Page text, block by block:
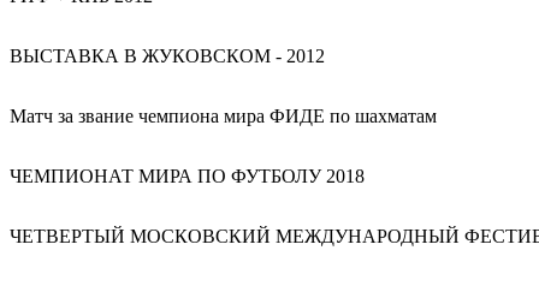
ВЫСТАВКА В ЖУКОВСКОМ - 2012
Матч за звание чемпиона мира ФИДЕ по шахматам
ЧЕМПИОНАТ МИРА ПО ФУТБОЛУ 2018
ЧЕТВЕРТЫЙ МОСКОВСКИЙ МЕЖДУНАРОДНЫЙ